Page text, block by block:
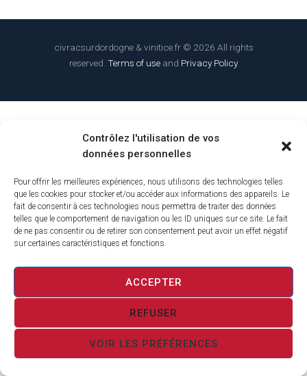
Contrôlez l'utilisation de vos
données personnelles
Pour offrir les meilleures expériences, nous utilisons des technologies telles
que les cookies pour stocker et/ou accéder aux informations des appareils. Le
fait de consentir à ces technologies nous permettra de traiter des données
telles que le comportement de navigation ou les ID uniques sur ce site. Le fait
de ne pas consentir ou de retirer son consentement peut avoir un effet négatif
sur certaines caractéristiques et fonctions.
ACCEPTER
REFUSER
VOIR LES PRÉFÉRENCES
civracsurdordogne & vinitice.fr © 2026 All rights
reserved. Terms of use and Privacy Policy